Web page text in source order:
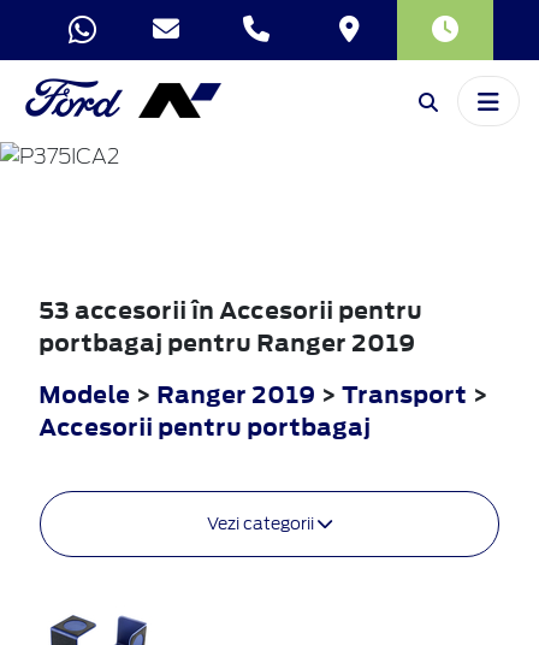
RANGER
53 accesorii în Accesorii pentru
portbagaj pentru Ranger 2019
Modele > Ranger 2019 > Transport >
Accesorii pentru portbagaj
Vezi categorii